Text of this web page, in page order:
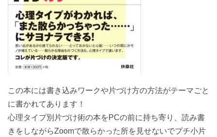
この本には書き込みワークや片づけ方の方法がテーマごと
に書かれてあります！
心理タイプ別片づけ術の本をPCの前に持ち寄り、読み書
きをしながらZoomで散らかった所を見せないでプチ小片